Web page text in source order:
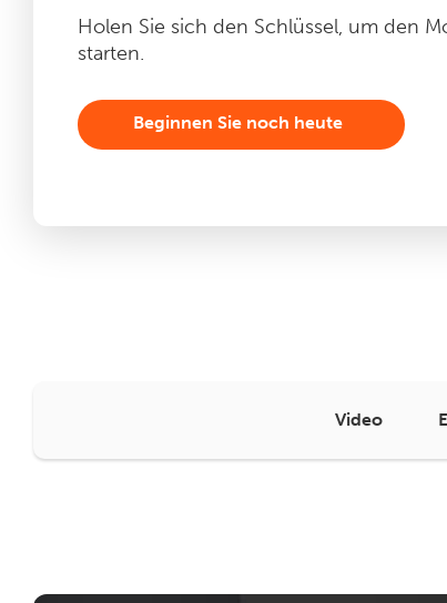
Holen Sie sich den Schlüssel, um den
starten.
Beginnen Sie noch heute
Video